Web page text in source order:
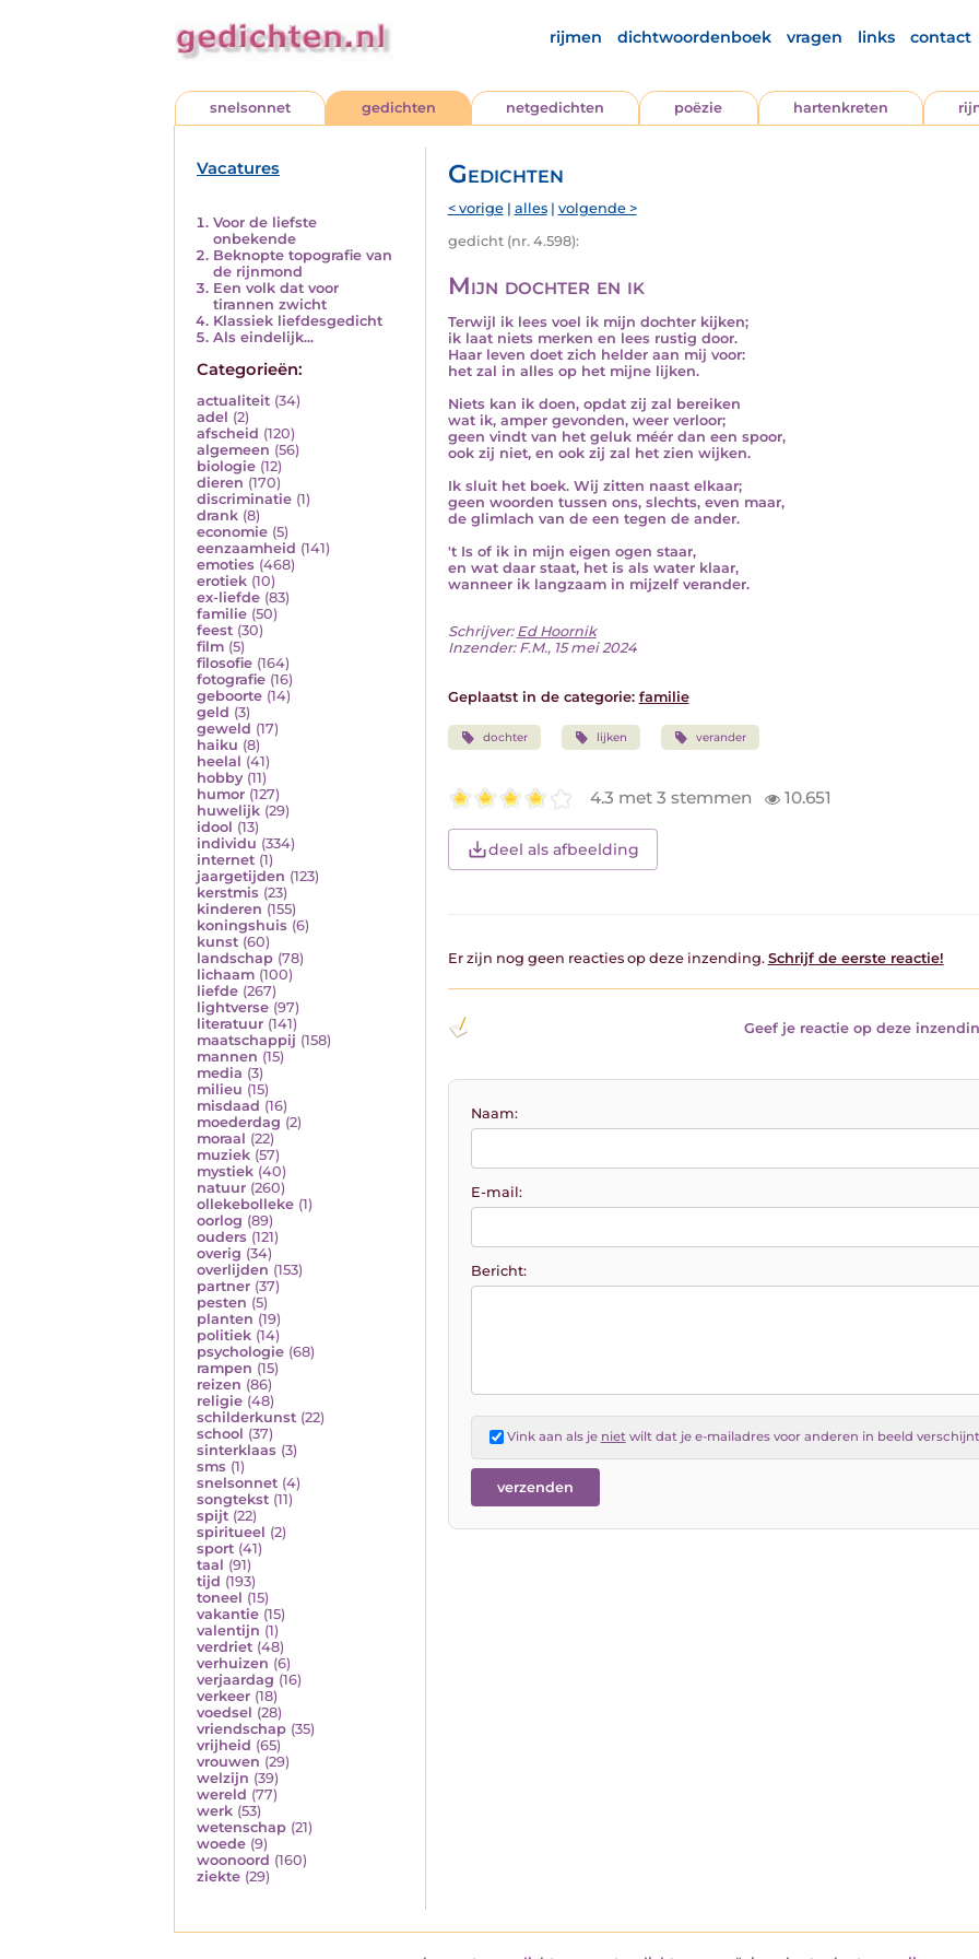
rijmen dichtwoordenboek vragen links contact
snelsonnet gedichten netgedichten poëzie hartenkreten
Vacatures
Voor de liefste
onbekende
Beknopte topografie van
de rijnmond
Een volk dat voor
tirannen zwicht
Klassiek liefdesgedicht
Als eindelijk...
Categorieën:
actualiteit (34)
adel (2)
afscheid (120)
algemeen (56)
biologie (12)
dieren (170)
discriminatie (1)
drank (8)
economie (5)
eenzaamheid (141)
emoties (468)
erotiek (10)
ex-liefde (83)
familie (50)
feest (30)
film (5)
filosofie (164)
fotografie (16)
geboorte (14)
geld (3)
geweld (17)
haiku (8)
heelal (41)
hobby (11)
humor (127)
huwelijk (29)
idool (13)
individu (334)
internet (1)
jaargetijden (123)
kerstmis (23)
kinderen (155)
koningshuis (6)
kunst (60)
landschap (78)
lichaam (100)
liefde (267)
lightverse (97)
literatuur (141)
maatschappij (158)
mannen (15)
media (3)
milieu (15)
misdaad (16)
moederdag (2)
moraal (22)
muziek (57)
mystiek (40)
natuur (260)
ollekebolleke (1)
oorlog (89)
ouders (121)
overig (34)
overlijden (153)
partner (37)
pesten (5)
planten (19)
politiek (14)
psychologie (68)
rampen (15)
reizen (86)
religie (48)
schilderkunst (22)
school (37)
sinterklaas (3)
sms (1)
snelsonnet (4)
songtekst (11)
spijt (22)
spiritueel (2)
sport (41)
taal (91)
tijd (193)
toneel (15)
vakantie (15)
valentijn (1)
verdriet (48)
verhuizen (6)
verjaardag (16)
verkeer (18)
voedsel (28)
vriendschap (35)
vrijheid (65)
vrouwen (29)
welzijn (39)
wereld (77)
werk (53)
wetenschap (21)
woede (9)
woonoord (160)
ziekte (29)
Gedichten
< vorige| alles| volgende >
gedicht (nr. 4.598):
Mijn dochter en ik
Terwijl ik lees voel ik mijn dochter kijken;
ik laat niets merken en lees rustig door.
Haar leven doet zich helder aan mij voor:
het zal in alles op het mijne lijken.
Niets kan ik doen, opdat zij zal bereiken
wat ik, amper gevonden, weer verloor;
geen vindt van het geluk méér dan een spoor,
ook zij niet, en ook zij zal het zien wijken.
Ik sluit het boek. Wij zitten naast elkaar;
geen woorden tussen ons, slechts, even maar,
de glimlach van de een tegen de ander.
't Is of ik in mijn eigen ogen staar,
en wat daar staat, het is als water klaar,
wanneer ik langzaam in mijzelf verander.
Schrijver: Ed Hoornik
Inzender: F.M., 15 mei 2024
Geplaatst in de categorie: familie
dochter lijken verander
4.3 met 3 stemmen 10.651
deel als afbeelding
Er zijn nog geen reacties op deze inzending. Schrijf de eerste reactie!
Geef je reactie op deze
Naam:
E-mail:
Bericht:
Vink aan als je nietwilt dat je e-mailadres voor anderen in beeld verschijnt